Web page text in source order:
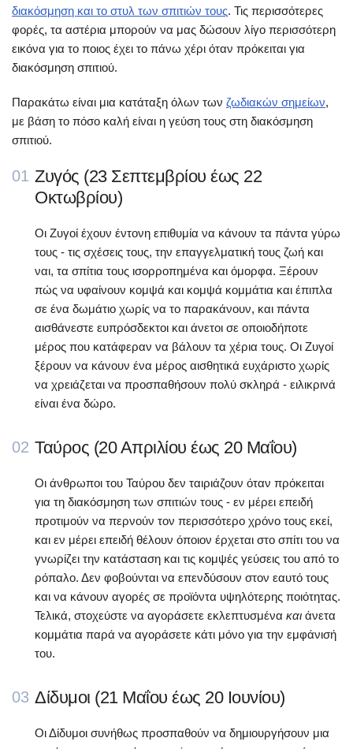
διακόσμηση και το στυλ των σπιτιών τους. Τις περισσότερες
φορές, τα αστέρια μπορούν να μας δώσουν λίγο περισσότερη
εικόνα για το ποιος έχει το πάνω χέρι όταν πρόκειται για
διακόσμηση σπιτιού.
Παρακάτω είναι μια κατάταξη όλων των ζωδιακών σημείων,
με βάση το πόσο καλή είναι η γεύση τους στη διακόσμηση
σπιτιού.
01 Ζυγός (23 Σεπτεμβρίου έως 22
Οκτωβρίου)
Οι Ζυγοί έχουν έντονη επιθυμία να κάνουν τα πάντα γύρω
τους - τις σχέσεις τους, την επαγγελματική τους ζωή και
ναι, τα σπίτια τους ισορροπημένα και όμορφα. Ξέρουν
πώς να υφαίνουν κομψά και κομψά κομμάτια και έπιπλα
σε ένα δωμάτιο χωρίς να το παρακάνουν, και πάντα
αισθάνεστε ευπρόσδεκτοι και άνετοι σε οποιοδήποτε
μέρος που κατάφεραν να βάλουν τα χέρια τους. Οι Ζυγοί
ξέρουν να κάνουν ένα μέρος αισθητικά ευχάριστο χωρίς
να χρειάζεται να προσπαθήσουν πολύ σκληρά - ειλικρινά
είναι ένα δώρο.
02 Ταύρος (20 Απριλίου έως 20 Μαΐου)
Οι άνθρωποι του Ταύρου δεν ταιριάζουν όταν πρόκειται
για τη διακόσμηση των σπιτιών τους - εν μέρει επειδή
προτιμούν να περνούν τον περισσότερο χρόνο τους εκεί,
και εν μέρει επειδή θέλουν όποιον έρχεται στο σπίτι του να
γνωρίζει την κατάσταση και τις κομψές γεύσεις του από το
ρόπαλο. Δεν φοβούνται να επενδύσουν στον εαυτό τους
και να κάνουν αγορές σε προϊόντα υψηλότερης ποιότητας.
Τελικά, στοχεύστε να αγοράσετε εκλεπτυσμένα και άνετα
κομμάτια παρά να αγοράσετε κάτι μόνο για την εμφάνισή
του.
03 Δίδυμοι (21 Μαΐου έως 20 Ιουνίου)
Οι Δίδυμοι συνήθως προσπαθούν να δημιουργήσουν μια